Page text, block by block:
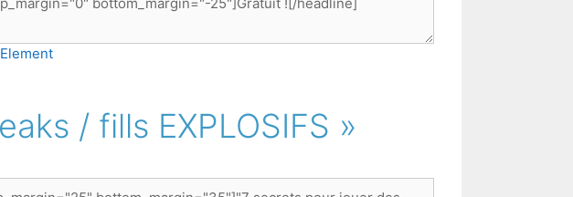
/ fills EXPLOSIFS »